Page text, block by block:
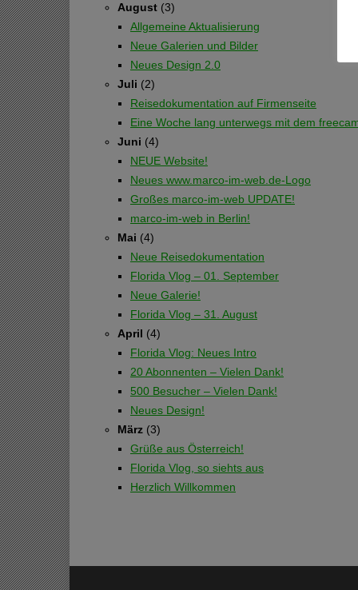
August (3)
Allgemeine Aktualisierung
Neue Galerien und Bilder
Neues Design 2.0
Juli (2)
Reisedokumentation auf Firmenseite
Eine Woche lang unterwegs mit dem
Juni (4)
NEUE Website!
Neues www.marco-im-web.de-Logo
Großes marco-im-web UPDATE!
marco-im-web in Berlin!
Mai (4)
Neue Reisedokumentation
Florida Vlog – 01. September
Neue Galerie!
Florida Vlog – 31. August
April (4)
Florida Vlog: Neues Intro
20 Abonnenten – Vielen Dank!
500 Besucher – Vielen Dank!
Neues Design!
März (3)
Grüße aus Österreich!
Florida Vlog, so siehts aus
Herzlich Willkommen